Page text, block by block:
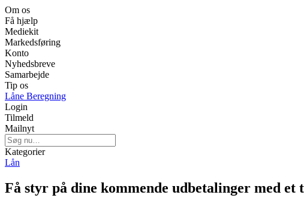
Om os
Få hjælp
Mediekit
Markedsføring
Konto
Nyhedsbreve
Samarbejde
Tip os
Låne Beregning
Login
Tilmeld
Mailnyt
Kategorier
Lån
Få styr på dine kommende udbetalinger med